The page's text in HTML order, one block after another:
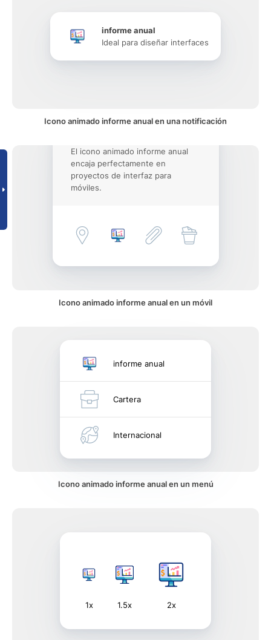
informe anual
Ideal para diseñar interfaces
Icono animado informe anual en una notificación
El icono animado informe anual
encaja perfectamente en
proyectos de interfaz para
móviles.
Icono animado informe anual en un móvil
informe anual
Cartera
Internacional
Icono animado informe anual en un menú
1x 1.5x 2x